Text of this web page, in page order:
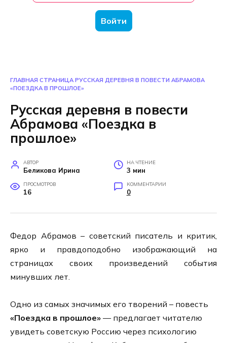
Войти
ГЛАВНАЯ СТРАНИЦА РУССКАЯ ДЕРЕВНЯ В ПОВЕСТИ АБРАМОВА
«ПОЕЗДКА В ПРОШЛОЕ»
Русская деревня в повести
Абрамова «Поездка в
прошлое»
АВТОР
Беликова Ирина
НА ЧТЕНИЕ
3 мин
ПРОСМОТРОВ
16
КОММЕНТАРИИ
0
Федор Абрамов – советский писатель и критик,
ярко и правдоподобно изображающий на
страницах своих произведений события
минувших лет.
Одно из самых значимых его творений – повесть
«Поездка в прошлое» — предлагает читателю
увидеть советскую Россию через психологию